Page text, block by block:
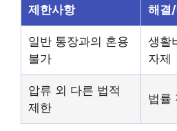
제한사항 해결
일반 통장과의 혼용
불가
생활
자제
압류 외 다른 법적
제한
법률